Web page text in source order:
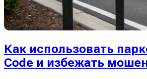
Как использовать
Code и избежать